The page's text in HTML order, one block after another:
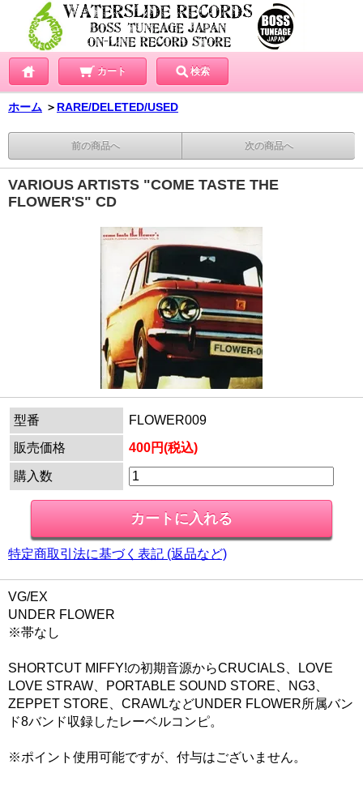
カート 検索
ホーム ＞ RARE/DELETED/USED
前の商品へ 次の商品へ
VARIOUS ARTISTS "COME TASTE THE
FLOWER'S" CD
型番
FLOWER009
販売価格
400円(税込)
購入数
特定商取引法に基づく表記 (返品など)
VG/EX
UNDER FLOWER
※帯なし
SHORTCUT MIFFY!の初期音源からCRUCIALS、LOVE
LOVE STRAW、PORTABLE SOUND STORE、NG3、
ZEPPET STORE、CRAWLなどUNDER FLOWER所属バン
ド8バンド収録したレーベルコンピ。
※ポイント使用可能ですが、付与はございません。